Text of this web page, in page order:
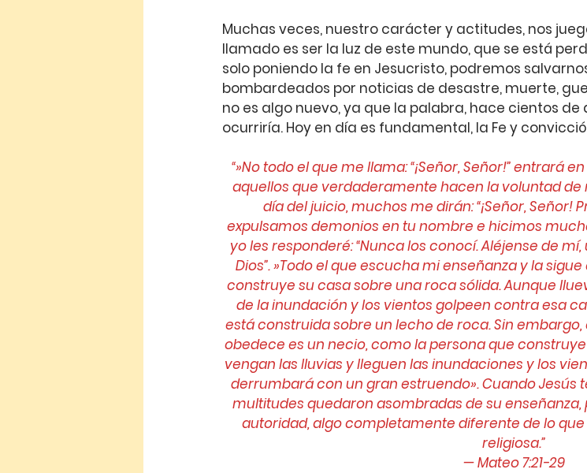
Muchas veces, nuestro carácter y actitudes, nos
llamado es ser la luz de este mundo, que se está
solo poniendo la fe en Jesucristo, podremos
bombardeados por noticias de desastre, muerte,
no es algo nuevo, ya que la palabra, hace cientos de
ocurriría. Hoy en día es fundamental, la Fe y
“»No todo el que me llama: “¡Señor, Señor!” entrará
aquellos que verdaderamente hacen la voluntad de
día del juicio, muchos me dirán: “¡Señor, Señor!
expulsamos demonios en tu nombre e hicimos
yo les responderé: “Nunca los conocí. Aléjense de
Dios”. »Todo el que escucha mi enseñanza y la
construye su casa sobre una roca sólida. Aunque
de la inundación y los vientos golpeen contra esa
está construida sobre un lecho de roca. Sin
obedece es un necio, como la persona que
vengan las lluvias y lleguen las inundaciones y los
derrumbará con un gran estruendo». Cuando Jesús
multitudes quedaron asombradas de su
autoridad, algo completamente diferente de lo
religiosa.”
— Mateo 7:21-29